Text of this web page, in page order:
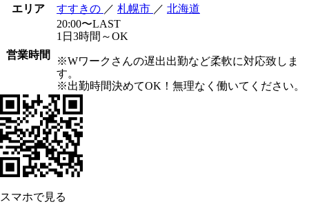
エリア
すすきの ／ 札幌市 ／ 北海道
営業時間
20:00〜LAST
1日3時間～OK
※Wワークさんの遅出出勤など柔軟に対応致しま
す。
※出勤時間決めてOK！無理なく働いてください。
スマホで見る